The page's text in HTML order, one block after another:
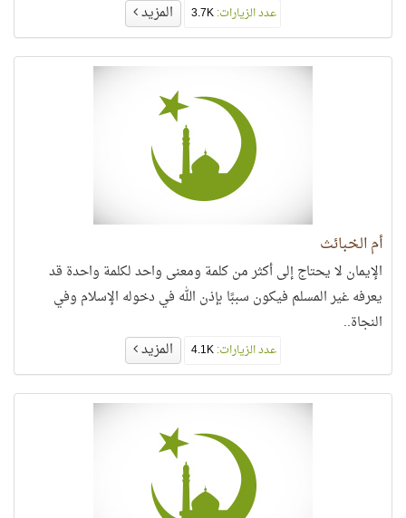
عدد الزيارات: المزيد
أم الخبائث
الإيمان لا يحتاج إلى أكثر من كلمة ومعنى واحد لكلمة واحدة قد
يعرفه غير المسلم فيكون سببًا بإذن الله في دخوله الإسلام وفي
النجاة..
عدد الزيارات: المزيد